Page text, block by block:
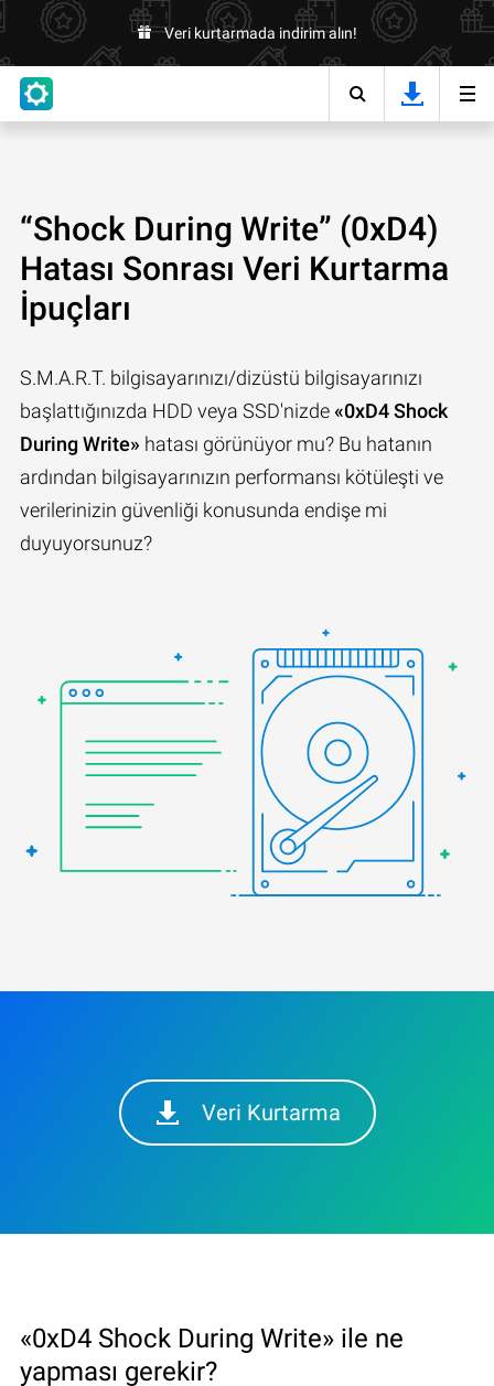
Veri kurtarmada indirim alın!
“Shock During Write” (0xD4)
Hatası Sonrası Veri Kurtarma
İpuçları
S.M.A.R.T. bilgisayarınızı/dizüstü bilgisayarınızı
başlattığınızda HDD veya SSD'nizde«0xD4 Shock
During Write» hatası görünüyor mu? Bu hatanın
ardından bilgisayarınızın performansı kötüleşti ve
verilerinizin güvenliği konusunda endişe mi
duyuyorsunuz?
Veri Kurtarma
«0xD4 Shock During Write» ile ne
yapması gerekir?